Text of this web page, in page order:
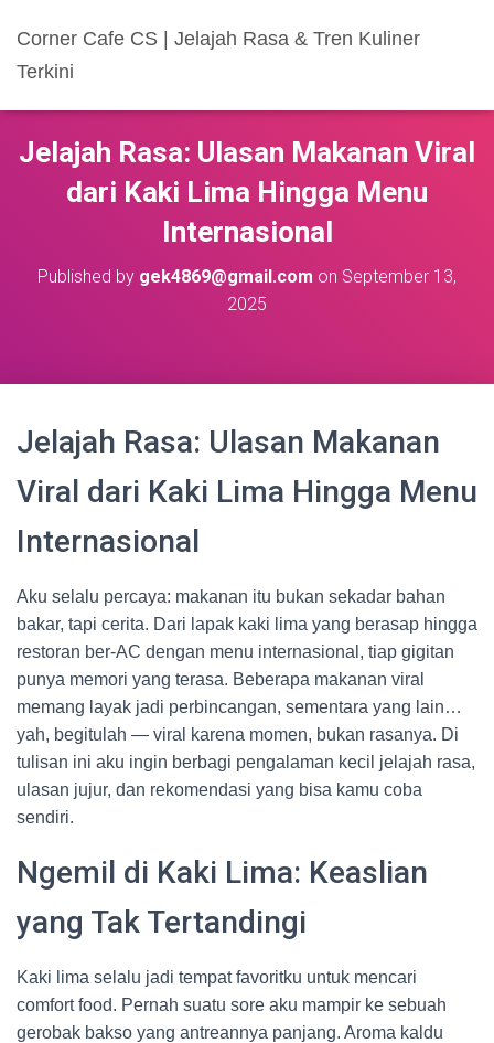
Corner Cafe CS | Jelajah Rasa & Tren Kuliner
Terkini
Jelajah Rasa: Ulasan Makanan Viral
dari Kaki Lima Hingga Menu
Internasional
Published by gek4869@gmail.com on September 13,
2025
Jelajah Rasa: Ulasan Makanan
Viral dari Kaki Lima Hingga Menu
Internasional
Aku selalu percaya: makanan itu bukan sekadar bahan
bakar, tapi cerita. Dari lapak kaki lima yang berasap hingga
restoran ber-AC dengan menu internasional, tiap gigitan
punya memori yang terasa. Beberapa makanan viral
memang layak jadi perbincangan, sementara yang lain…
yah, begitulah — viral karena momen, bukan rasanya. Di
tulisan ini aku ingin berbagi pengalaman kecil jelajah rasa,
ulasan jujur, dan rekomendasi yang bisa kamu coba
sendiri.
Ngemil di Kaki Lima: Keaslian
yang Tak Tertandingi
Kaki lima selalu jadi tempat favoritku untuk mencari
comfort food. Pernah suatu sore aku mampir ke sebuah
gerobak bakso yang antreannya panjang. Aroma kaldu